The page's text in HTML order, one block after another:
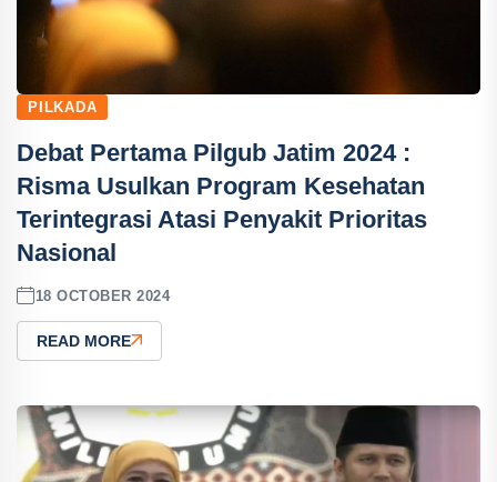
PILKADA
Debat Pertama Pilgub Jatim 2024 :
Risma Usulkan Program Kesehatan
Terintegrasi Atasi Penyakit Prioritas
Nasional
18 OCTOBER 2024
READ MORE